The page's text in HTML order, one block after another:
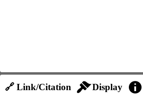
🔗 Link/Citation Display